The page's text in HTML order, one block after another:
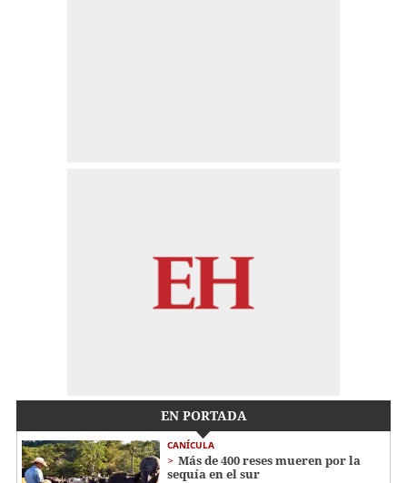
EN PORTADA
CANÍCULA
Más de 400 reses mueren por la
sequía en el sur